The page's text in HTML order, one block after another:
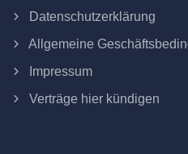
Datenschutzerklärung
Allgemeine
Impressum
Verträge hier kündigen